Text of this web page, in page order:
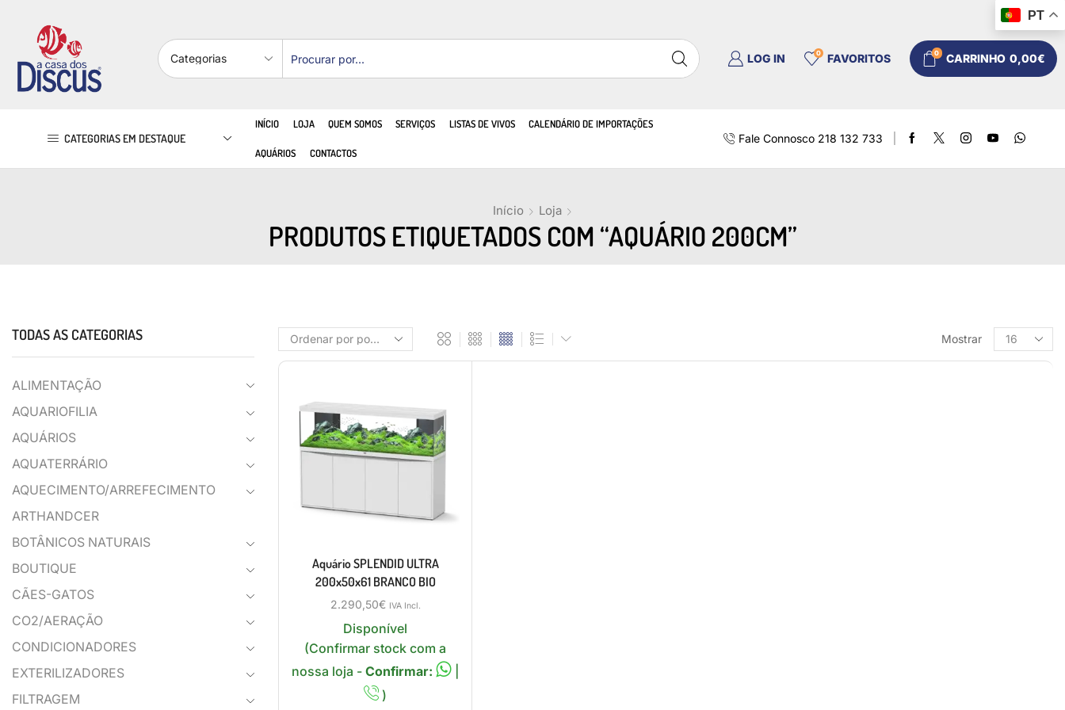
LOG IN 0 FAVORITOS 0 CARRINHO 0,00€
CATEGORIAS EM DESTAQUE
INÍCIO LOJA QUEM SOMOS SERVIÇOS LISTAS DE VIVOS CALENDÁRIO DE IMPORTAÇÕES
AQUÁRIOS CONTACTOS
Fale Connosco 218 132 733
Início Loja
PRODUTOS ETIQUETADOS COM “AQUÁRIO 200CM”
Mostrar
Aquário SPLENDID ULTRA
200x50x61 BRANCO BIO
2.290,50€ IVA Incl.
Disponível
(Confirmar stock com a
nossa loja - Confirmar:
|
)
TODAS AS CATEGORIAS
ALIMENTAÇÃO
AQUARIOFILIA
AQUÁRIOS
AQUATERRÁRIO
AQUECIMENTO/ARREFECIMENTO
ARTHANDCER
BOTÂNICOS NATURAIS
BOUTIQUE
CÃES-GATOS
CO2/AERAÇÃO
CONDICIONADORES
EXTERILIZADORES
FILTRAGEM
PT